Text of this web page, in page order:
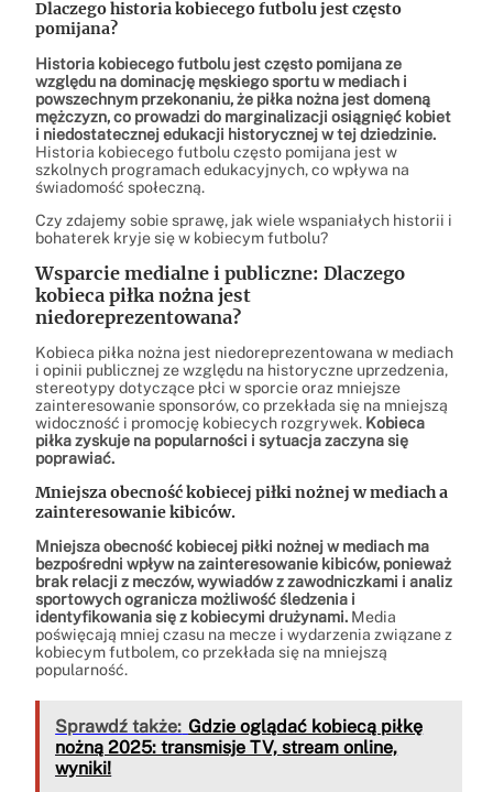
Dlaczego historia kobiecego futbolu jest często
pomijana?
Historia kobiecego futbolu jest często pomijana ze
względu na dominację męskiego sportu w mediach i
powszechnym przekonaniu, że piłka nożna jest domeną
mężczyzn, co prowadzi do marginalizacji osiągnięć kobiet
i niedostatecznej edukacji historycznej w tej dziedzinie.
Historia kobiecego futbolu często pomijana jest w
szkolnych programach edukacyjnych, co wpływa na
świadomość społeczną.
Czy zdajemy sobie sprawę, jak wiele wspaniałych historii i
bohaterek kryje się w kobiecym futbolu?
Wsparcie medialne i publiczne: Dlaczego
kobieca piłka nożna jest
niedoreprezentowana?
Kobieca piłka nożna jest niedoreprezentowana w mediach
i opinii publicznej ze względu na historyczne uprzedzenia,
stereotypy dotyczące płci w sporcie oraz mniejsze
zainteresowanie sponsorów, co przekłada się na mniejszą
widoczność i promocję kobiecych rozgrywek. Kobieca
piłka zyskuje na popularności i sytuacja zaczyna się
poprawiać.
Mniejsza obecność kobiecej piłki nożnej w mediach a
zainteresowanie kibiców.
Mniejsza obecność kobiecej piłki nożnej w mediach ma
bezpośredni wpływ na zainteresowanie kibiców, ponieważ
brak relacji z meczów, wywiadów z zawodniczkami i analiz
sportowych ogranicza możliwość śledzenia i
identyfikowania się z kobiecymi drużynami. Media
poświęcają mniej czasu na mecze i wydarzenia związane z
kobiecym futbolem, co przekłada się na mniejszą
popularność.
Sprawdź także: Gdzie oglądać kobiecą piłkę
nożną 2025: transmisje TV, stream online,
wyniki!